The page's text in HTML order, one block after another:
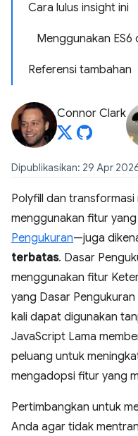
Cara lulus insight ini
Menggunakan ES6
Referensi tambahan
Connor Clark
Dipublikasikan: 29 Apr
Polyfill dan
menggunakan fitur
Pengukuran—juga
terbatas. Dasar
menggunakan fitur
yang Dasar
kali dapat digunakan
JavaScript Lama
peluang untuk
mengadopsi fitur yang
Pertimbangkan untuk
Anda agar tidak